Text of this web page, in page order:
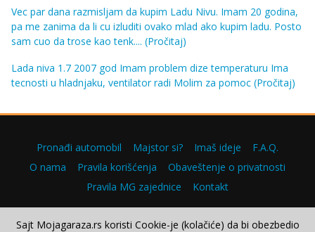
Vec par dana razmisljam da kupim Ladu Nivu. Imam 20 godina,
pa me zanima da li cu izluditi ovako mlad ako kupim ladu. Posto
sam cuo da trose kao tenk.... (Pročitaj)
Lada niva 1.7 2007 god Imam problem dize temperaturu Ima
tecnosti u hladnjaku, ventilator radi Molim za pomoc (Pročitaj)
Pronađi automobil Majstor si? Imaš ideje
F.A.Q.
O nama
Pravila korišćenja
Obaveštenje o privatnosti
Pravila MG zajednice
Kontakt
Sajt Mojagaraza.rs koristi Cookie-je (kolačiće) da bi obezbedio